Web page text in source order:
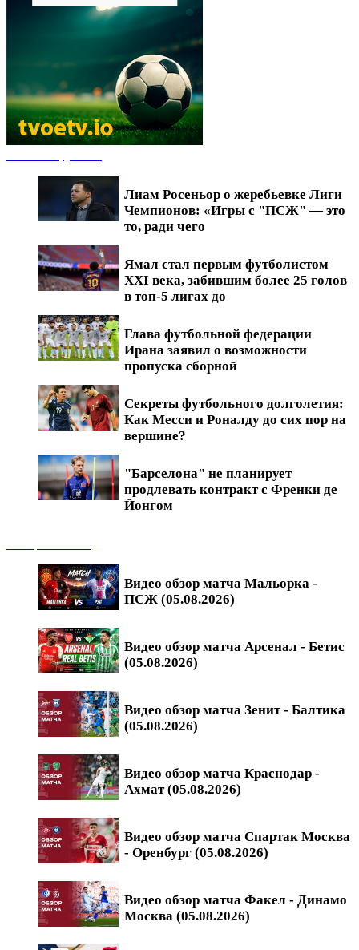
Лиам Росеньор о жеребьевке Лиги
Чемпионов: «Игры с "ПСЖ" — это
то, ради чего
Ямал стал первым футболистом
XXI века, забившим более 25 голов
в топ-5 лигах до
Глава футбольной федерации
Ирана заявил о возможности
пропуска сборной
Секреты футбольного долголетия:
Как Месси и Роналду до сих пор на
вершине?
"Барселона" не планирует
продлевать контракт с Френки де
Йонгом
Видео обзор матча Мальорка -
ПСЖ (05.08.2026)
Видео обзор матча Арсенал - Бетис
(05.08.2026)
Видео обзор матча Зенит - Балтика
(05.08.2026)
Видео обзор матча Краснодар -
Ахмат (05.08.2026)
Видео обзор матча Спартак Москва
- Оренбург (05.08.2026)
Видео обзор матча Факел - Динамо
Москва (05.08.2026)